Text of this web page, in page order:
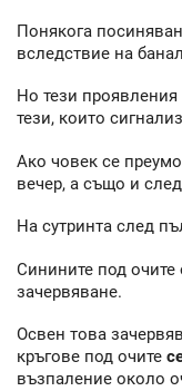
Понякога
вследствие на
Но тези проявления
тези, които
Ако човек се
вечер, а също и
На сутринта след
Синините под очите
зачервяване.
Освен това
кръгове под очите
възпаление около